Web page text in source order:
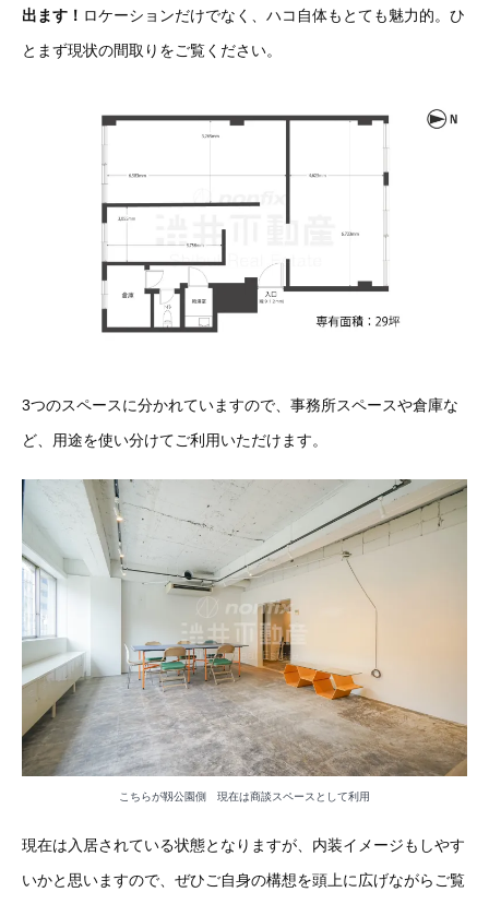
出ます！ ロケーションだけでなく、ハコ自体もとても魅力的。ひ
とまず現状の間取りをご覧ください。
3つのスペースに分かれていますので、事務所スペースや倉庫な
ど、用途を使い分けてご利用いただけます。
こちらが靱公園側 現在は商談スペースとして利用
現在は入居されている状態となりますが、内装イメージもしやす
いかと思いますので、ぜひご自身の構想を頭上に広げながらご覧